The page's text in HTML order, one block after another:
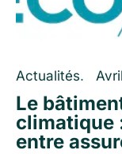
Actualités.
Le
climatique
entre